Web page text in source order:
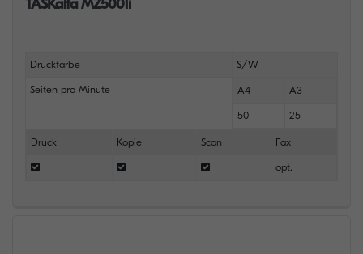
TASKalfa MZ5001i
Druckfarbe S/W
Seiten pro Minute A4 A3
50 25
Druck Kopie Scan Fax
opt.